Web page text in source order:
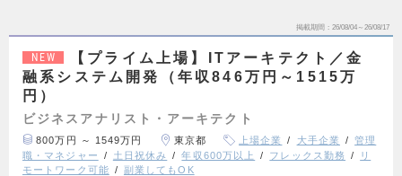
掲載期間 26/08/04～26/08/17
NEW
【プライム上場】ITアーキテクト／金
融系システム開発（年収846万円～1515万
円）
ビジネスアナリスト・アーキテクト
800万円 ～ 1549万円 東京都 上場企業 大手企業
管理
職・マネジャー
土日祝休み 年収600万以上 フレックス勤務
リ
モートワーク可能
副業してもOK